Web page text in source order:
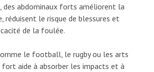
des abdominaux forts améliorent la
réduisent le risque de blessures et
de la foulée.
le football, le rugby ou les arts
fort aide à absorber les impacts et à